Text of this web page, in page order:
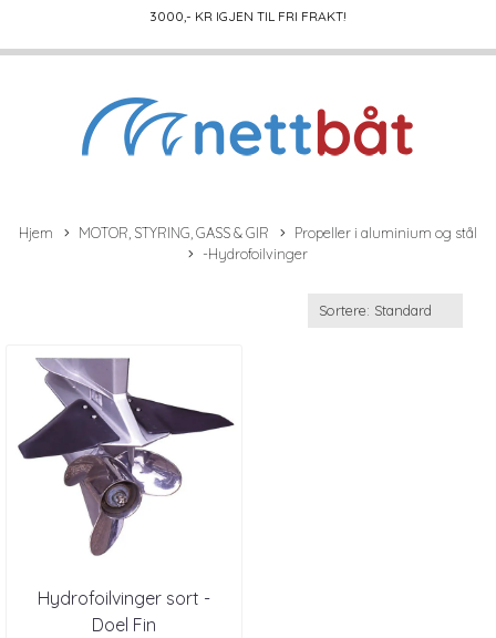
3000,- KR IGJEN TIL FRI FRAKT!
Hjem MOTOR, STYRING, GASS & GIR
Propeller i aluminium og stål
-Hydrofoilvinger
Hydrofoilvinger sort -
Doel Fin